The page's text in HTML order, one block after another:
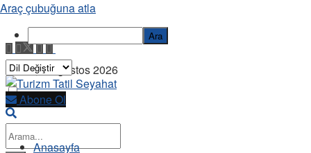
Cuma, 7 Ağustos 2026
Abone Ol
Anasayfa
Araç çubuğuna atla
Ara